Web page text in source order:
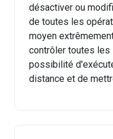
désactiver ou
de toutes les
moyen
contrôler toutes les
possibilité
distance et de